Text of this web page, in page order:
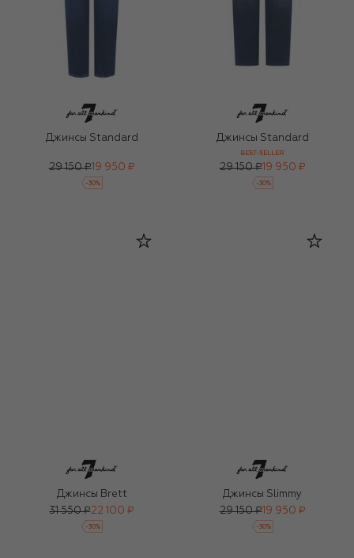
Джинсы Standard
29 150 ₽19 950 ₽
-30%
Джинсы Standard
BEST-SELLER
29 150 ₽19 950 ₽
-30%
Джинсы Brett
31 550 ₽22 100 ₽
-30%
Джинсы Slimmy
29 150 ₽19 950 ₽
-30%